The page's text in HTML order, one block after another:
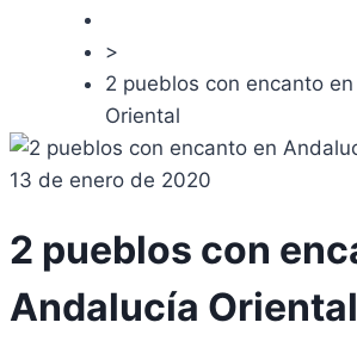
>
2 pueblos con encanto
Oriental
13 de enero de 2020
2 pueblos con
Andalucía Oriental